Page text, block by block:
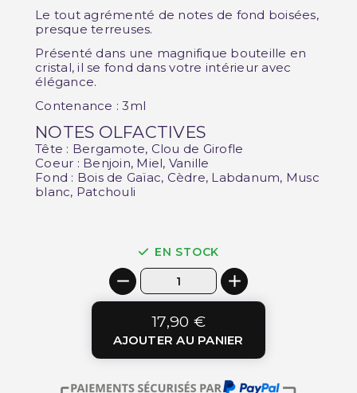
Le tout agrémenté de notes de fond boisées,
presque terreuses.
Présenté dans une magnifique bouteille en
cristal, il se fond dans votre intérieur avec
élégance.
Contenance : 3ml
NOTES OLFACTIVES
Tête : Bergamote, Clou de Girofle
Coeur : Benjoin, Miel, Vanille
Fond : Bois de Gaïac, Cèdre, Labdanum, Musc
blanc, Patchouli
EN STOCK
17,90 €
AJOUTER AU PANIER